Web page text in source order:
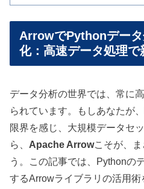
ArrowでPythonデー
化：高速データ処理で
データ分析の世界では、常に
られています。もしあなたが
限界を感じ、大規模データセ
ら、 Apache Arrowこそが、
う。この記事では、Pythonの
するArrowライブラリの活用